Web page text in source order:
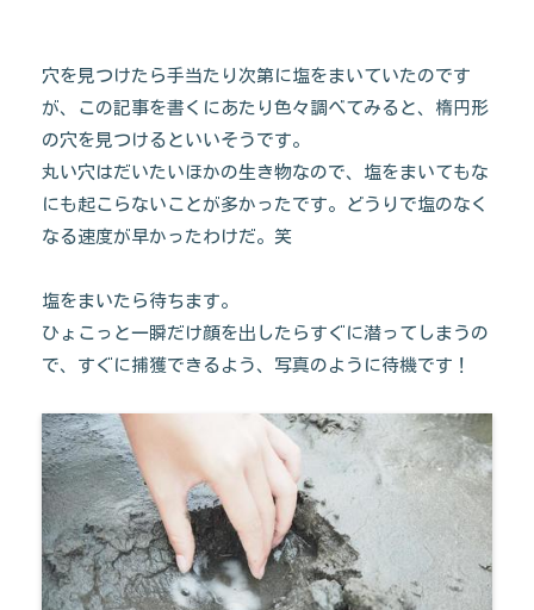
穴を見つけたら手当たり次第に塩をまいていたのです
が、この記事を書くにあたり色々調べてみると、楕円形
の穴を見つけるといいそうです。
丸い穴はだいたいほかの生き物なので、塩をまいてもな
にも起こらないことが多かったです。どうりで塩のなく
なる速度が早かったわけだ。笑
塩をまいたら待ちます。
ひょこっと一瞬だけ顔を出したらすぐに潜ってしまうの
で、すぐに捕獲できるよう、写真のように待機です！